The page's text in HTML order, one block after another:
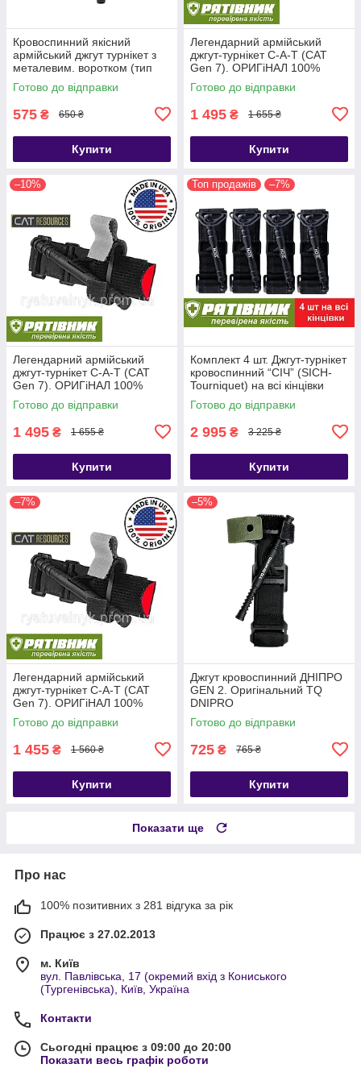
Кровоспинний якісний
армійський джгут турнікет з
металевим. воротком (тип
CАТ-7)
Готово до відправки
575 ₴ 650 ₴
Купити
Легендарний армійський
джгут-турнікет С-A-T (CAT
Gen 7). ОРИГіНАЛ 100%
США. НЕ КИТАЙ!!! (ТЖТ)
Готово до відправки
1 495 ₴ 1 655 ₴
Купити
–10%
Легендарний армійський
джгут-турнікет С-A-T (CAT
Gen 7). ОРИГіНАЛ 100%
США. НЕ КИТАЙ!!! (ТЖТ)
Готово до відправки
1 495 ₴ 1 655 ₴
Купити
Топ продажів –7%
Комплект 4 шт. Джгут-турнікет
кровоспинний “СІЧ” (SICH-
Tourniquet) на всі кінцівки
Готово до відправки
2 995 ₴ 3 225 ₴
Купити
–7%
Легендарний армійський
джгут-турнікет С-A-T (CAT
Gen 7). ОРИГіНАЛ 100%
США. НЕ КИТАЙ!!! (ТЖТ)
Готово до відправки
1 455 ₴ 1 560 ₴
Купити
–5%
Джгут кровоспинний ДНІПРО
GEN 2. Оригінальний TQ
DNIPRO
Готово до відправки
725 ₴ 765 ₴
Купити
Показати ще
Про нас
100% позитивних з 281 відгука за рік
Працює з 27.02.2013
м. Київ
вул. Павлівська, 17 (окремий вхід з Кониського
(Тургенівська), Київ, Україна
Контакти
Сьогодні працює з 09:00 до 20:00
Показати весь графік роботи